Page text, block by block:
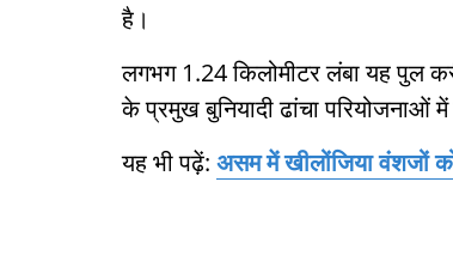
है।
लगभग 1.24 किलोमीटर लंबा यह पुल
के प्रमुख बुनियादी ढांचा परियोजनाओं
यह भी पढ़ें: असम में खीलोंजिया वंशजों